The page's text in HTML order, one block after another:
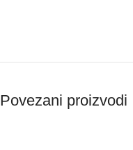
Povezani proizvodi